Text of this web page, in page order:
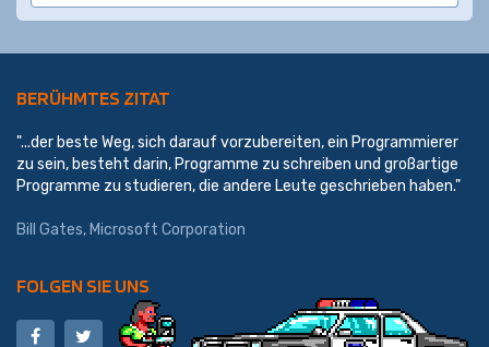
BERÜHMTES ZITAT
"...der beste Weg, sich darauf vorzubereiten, ein Programmierer
zu sein, besteht darin, Programme zu schreiben und großartige
Programme zu studieren, die andere Leute geschrieben haben."
Bill Gates, Microsoft Corporation
FOLGEN SIE UNS